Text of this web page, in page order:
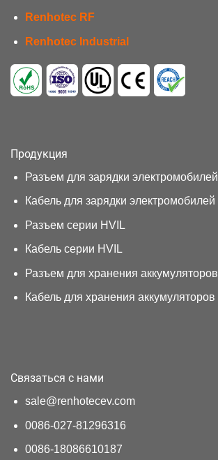
Renhotec RF
Renhotec Industrial
Продукция
Разъем для зарядки электромобилей
Кабель для зарядки электромобилей
Разъем серии HVIL
Кабель серии HVIL
Разъем для хранения аккумуляторов
Кабель для хранения аккумуляторов
Связаться с нами
sale@renhotecev.com
0086-027-81296316
0086-18086610187